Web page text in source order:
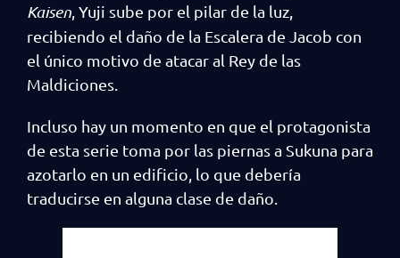
Kaisen , Yuji sube por el pilar de la luz,
recibiendo el daño de la Escalera de Jacob con
el único motivo de atacar al Rey de las
Maldiciones.
Incluso hay un momento en que el protagonista
de esta serie toma por las piernas a Sukuna para
azotarlo en un edificio, lo que debería
traducirse en alguna clase de daño.